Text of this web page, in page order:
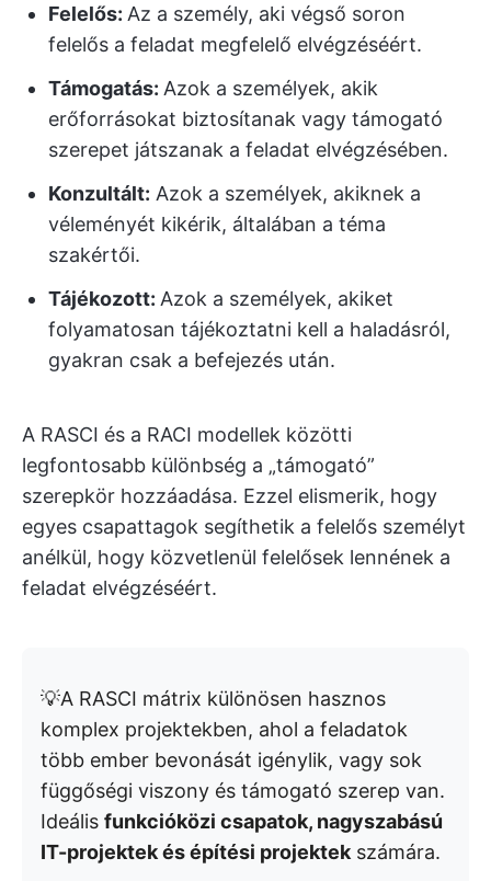
Felelős: Az a személy, aki végső soron
felelős a feladat megfelelő elvégzéséért.
Támogatás: Azok a személyek, akik
erőforrásokat biztosítanak vagy támogató
szerepet játszanak a feladat elvégzésében.
Konzultált: Azok a személyek, akiknek a
véleményét kikérik, általában a téma
szakértői.
Tájékozott: Azok a személyek, akiket
folyamatosan tájékoztatni kell a haladásról,
gyakran csak a befejezés után.
A RASCI és a RACI modellek közötti
legfontosabb különbség a „támogató”
szerepkör hozzáadása. Ezzel elismerik, hogy
egyes csapattagok segíthetik a felelős személyt
anélkül, hogy közvetlenül felelősek lennének a
feladat elvégzéséért.
💡A RASCI mátrix különösen hasznos
komplex projektekben, ahol a feladatok
több ember bevonását igénylik, vagy sok
függőségi viszony és támogató szerep van.
Ideális funkcióközi csapatok, nagyszabású
IT-projektek és építési projektekszámára.